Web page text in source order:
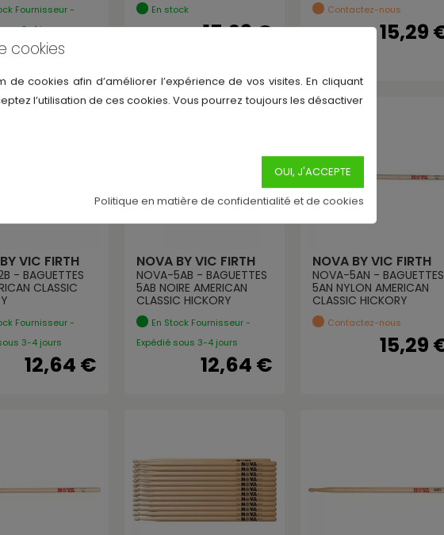
Fournisseur -
3-4 jours
12,64 €
En stock
15,29 €
Contactez-nous
15,29
VIC FIRTH
- BAGUETTES
CLASSIC
Fournisseur -
3-4 jours
12,64 €
NOVA BY VIC FIRTH
NOVA-5AB - BAGUETTES
5AB NOIRE AMERICAN
CLASSIC HICKORY
En Stock Fournisseur -
Expédié sous 3-4 jours
12,64 €
NOVA BY VIC FIRTH
NOVA-5AN - BAGUETTES
5AN NYLON AMERICAN
CLASSIC HICKORY
Contactez-nous
15,29
cookies
de cookies afin d’améliorer l’expérience de vos visites. En cliquant
l’utilisation de ces cookies. Vous pourrez toujours les désactiver
Politique en matière de confidentialité et de cookies